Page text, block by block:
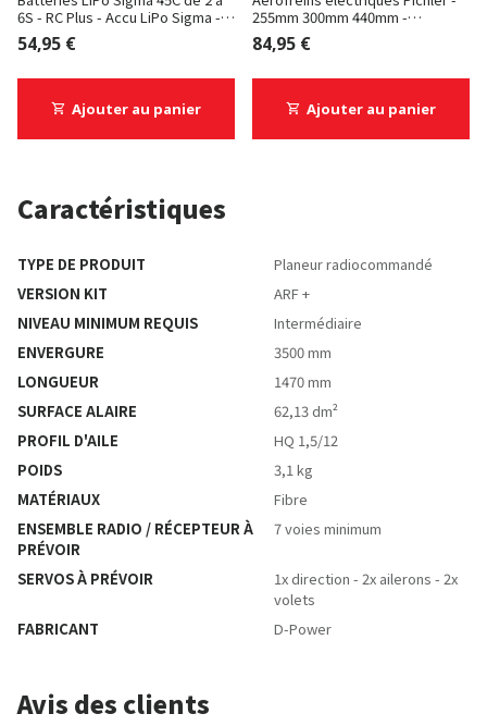
6S - RC Plus - Accu LiPo Sigma -
4S 3300mAh
54,95 €
Ajouter au panier
255mm 300mm 440mm -
Aérofreins électriques Pichler -
255mm
84,95 €
Ajouter au panier
Caractéristiques
TYPE DE PRODUIT
Planeur radiocommandé
VERSION KIT
ARF +
NIVEAU MINIMUM REQUIS
Intermédiaire
ENVERGURE
3500 mm
LONGUEUR
1470 mm
SURFACE ALAIRE
62,13 dm²
PROFIL D'AILE
HQ 1,5/12
POIDS
3,1 kg
MATÉRIAUX
Fibre
ENSEMBLE RADIO / RÉCEPTEUR À
PRÉVOIR
7 voies minimum
SERVOS À PRÉVOIR
1x direction - 2x ailerons - 2x
volets
FABRICANT
D-Power
Avis des clients